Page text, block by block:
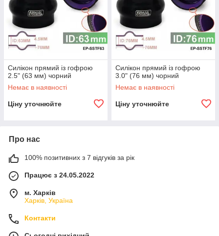
Силікон прямий із гофрою
2.5" (63 мм) чорний
Немає в наявності
Ціну уточнюйте
Силікон прямий із гофрою
3.0" (76 мм) чорний
Немає в наявності
Ціну уточнюйте
Про нас
100% позитивних з 7 відгуків за рік
Працює з 24.05.2022
м. Харків
Харків, Україна
Контакти